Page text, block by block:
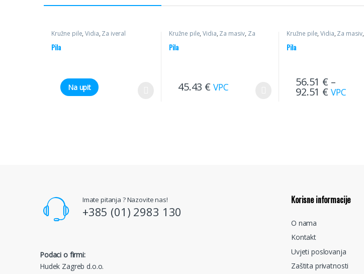
Kružne pile,Vidia, Za iveral
Pila
Na upit
Kružne pile,Vidia, Za masiv, Za
višelisni Pile
Pila
45.43 € VPC
Kružne pile,Vidia, Za masiv,
Poprečni rez Pile
Pila
56.51 € –
92.51 € VPC
Imate pitanja ? Nazovite nas!
+385 (01) 2983 130
Podaci o firmi:
Hudek Zagreb d.o.o.
Korisne informacije
O nama
Kontakt
Uvjeti poslovanja
Zaštita privatnosti